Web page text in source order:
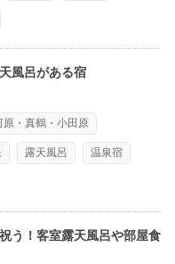
風呂がある宿
原・真鶴・小田原
露天風呂 温泉宿
う！客室露天風呂や部屋食